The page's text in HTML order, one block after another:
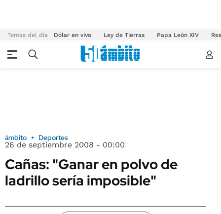
Temas del día Dólar en vivo Ley de Tierras Papa León XIV
ámbito Deportes
26 de septiembre 2008 - 00:00
Cañas: "Ganar en polvo de
ladrillo sería imposible"